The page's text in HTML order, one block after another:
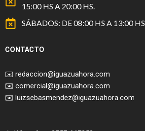
15:00 HS A 20:00 HS.
SÁBADOS: DE 08:00 HS A 13:00 HS
CONTACTO
✉️ redaccion@iguazuahora.com
✉️ comercial@iguazuahora.com
✉️ luizsebasmendez@iguazuahora.com